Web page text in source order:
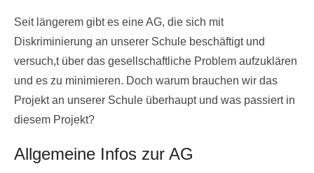
Seit längerem gibt es eine AG, die sich mit
Diskriminierung an unserer Schule beschäftigt und
versuch,t über das gesellschaftliche Problem aufzuklären
und es zu minimieren. Doch warum brauchen wir das
Projekt an unserer Schule überhaupt und was passiert in
diesem Projekt?
Allgemeine Infos zur AG